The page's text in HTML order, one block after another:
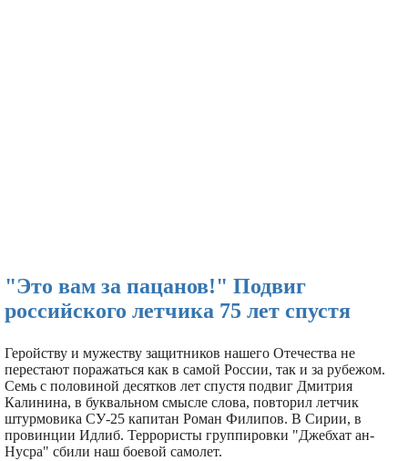
"Это вам за пацанов!" Подвиг
российского летчика 75 лет спустя
Геройству и мужеству защитников нашего Отечества не
перестают поражаться как в самой России, так и за рубежом.
Семь с половиной десятков лет спустя подвиг Дмитрия
Калинина, в буквальном смысле слова, повторил летчик
штурмовика СУ-25 капитан Роман Филипов. В Сирии, в
провинции Идлиб. Террористы группировки "Джебхат ан-
Нусра" сбили наш боевой самолет.